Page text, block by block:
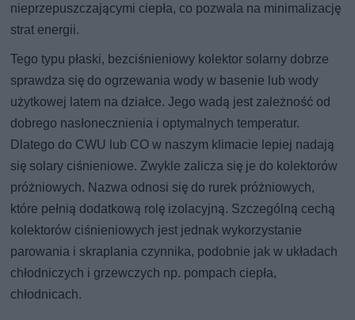
nieprzepuszczającymi ciepła, co pozwala na minimalizację
strat energii.
Tego typu płaski, bezciśnieniowy kolektor solarny dobrze
sprawdza się do ogrzewania wody w basenie lub wody
użytkowej latem na działce. Jego wadą jest zależność od
dobrego nasłonecznienia i optymalnych temperatur.
Dlatego do CWU lub CO w naszym klimacie lepiej nadają
się solary ciśnieniowe. Zwykle zalicza się je do kolektorów
próżniowych. Nazwa odnosi się do rurek próżniowych,
które pełnią dodatkową rolę izolacyjną. Szczególną cechą
kolektorów ciśnieniowych jest jednak wykorzystanie
parowania i skraplania czynnika, podobnie jak w układach
chłodniczych i grzewczych np. pompach ciepła,
chłodnicach.